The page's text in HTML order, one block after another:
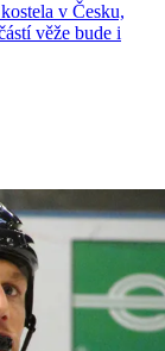
v Česku,
věže bude i